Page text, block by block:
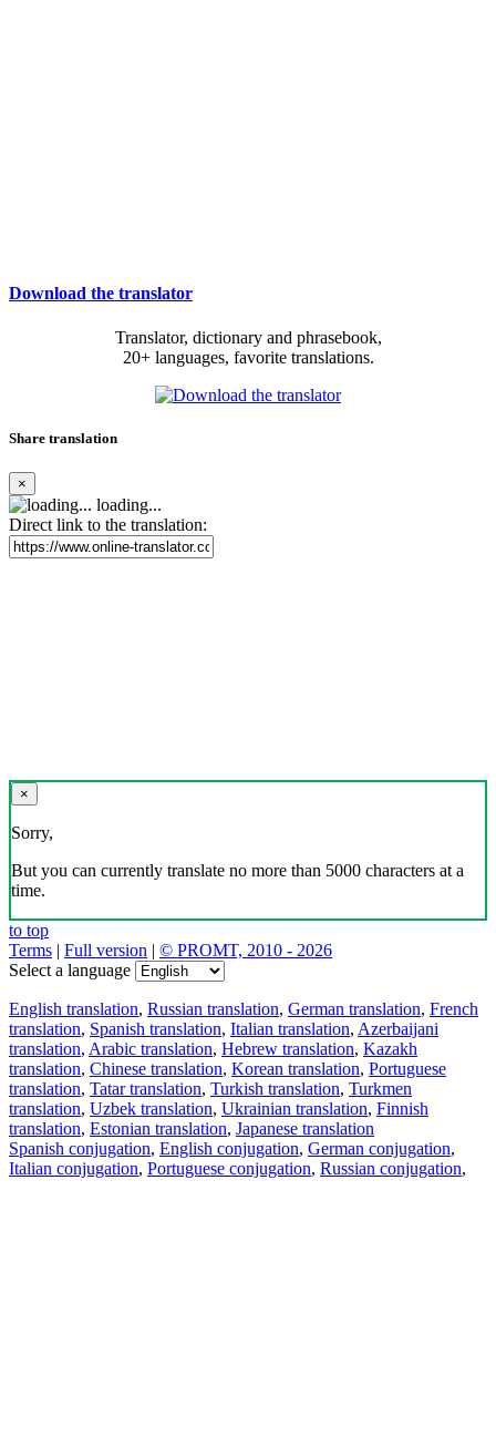
Download the translator
Translator, dictionary and phrasebook,
20+ languages, favorite translations.
Share translation
×
loading...
Direct link to the translation:
×
Sorry,
But you can currently translate no more than 5000 characters at a
time.
to top
Terms | Full version | © PROMT, 2010 - 2026
Select a language
English translation, Russian translation, German translation, French
translation, Spanish translation, Italian translation, Azerbaijani
translation, Arabic translation, Hebrew translation, Kazakh
translation, Chinese translation, Korean translation, Portuguese
translation, Tatar translation, Turkish translation, Turkmen
translation, Uzbek translation, Ukrainian translation, Finnish
translation, Estonian translation, Japanese translation
Spanish conjugation, English conjugation, German conjugation,
Italian conjugation, Portuguese conjugation, Russian conjugation,